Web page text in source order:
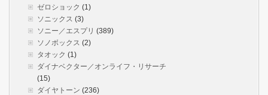
ゼロショック (1)
ソニックス (3)
ソニー／エスプリ (389)
ソノボックス (2)
タオック (1)
ダイナベクター／オンライフ・リサーチ
(15)
ダイヤトーン (236)